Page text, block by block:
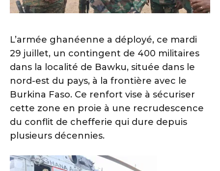
L’armée ghanéenne a déployé, ce mardi
29 juillet, un contingent de 400 militaires
dans la localité de Bawku, située dans le
nord-est du pays, à la frontière avec le
Burkina Faso. Ce renfort vise à sécuriser
cette zone en proie à une recrudescence
du conflit de chefferie qui dure depuis
plusieurs décennies.